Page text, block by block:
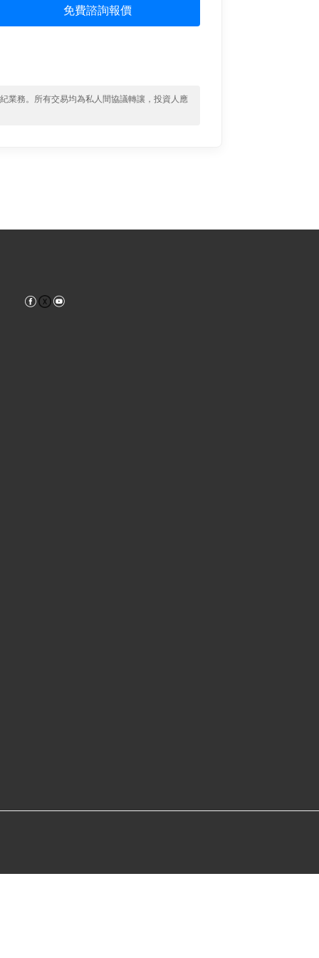
免費諮詢報價
業務。所有交易均為私人間協議轉讓，投資人應
Facebook